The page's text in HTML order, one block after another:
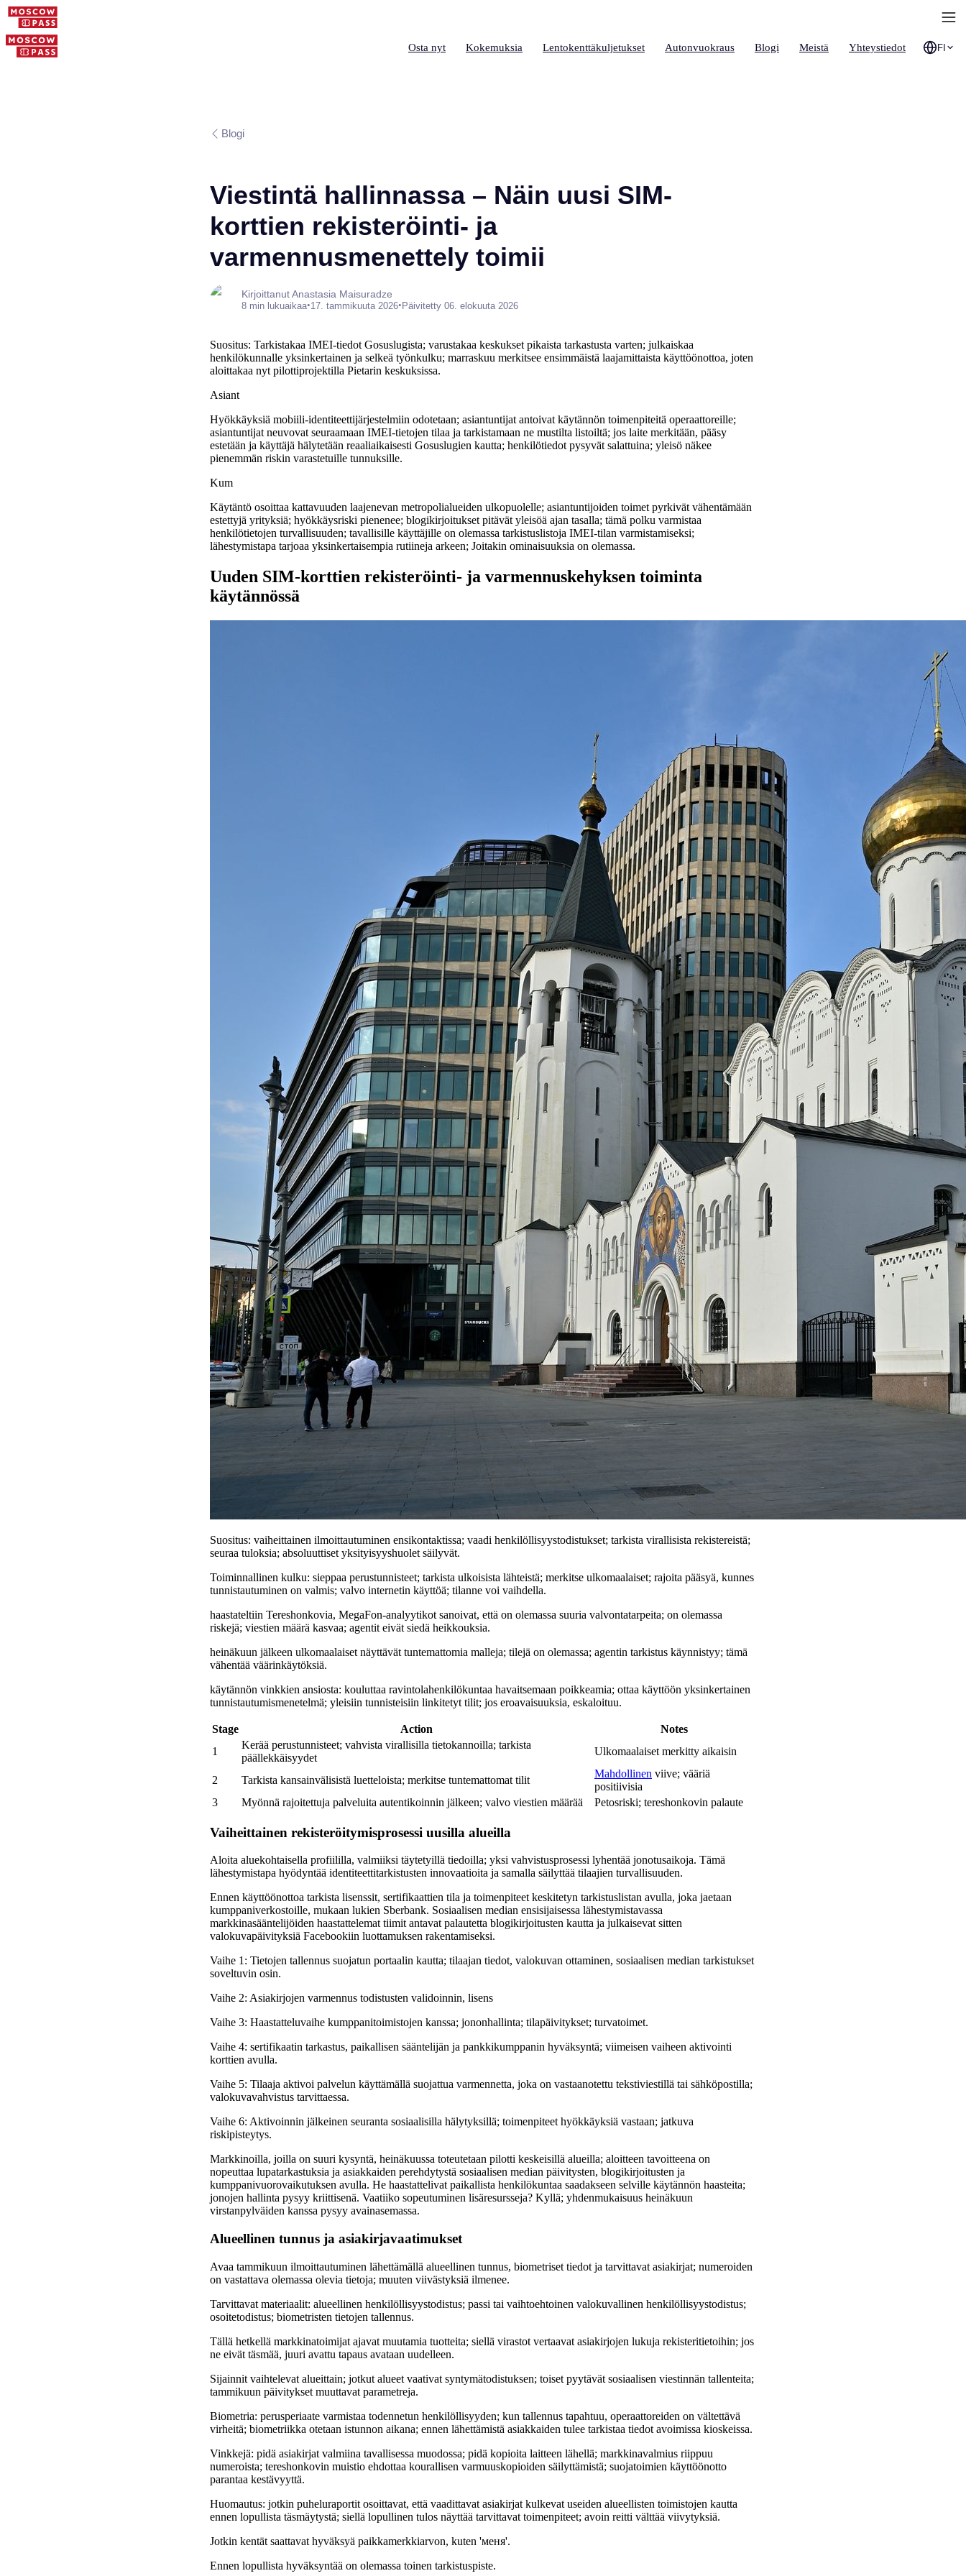
Osta nyt Kokemuksia Lentokenttäkuljetukset Autonvuokraus Blogi Meistä Yhteystiedot FI
Blogi
Viestintä hallinnassa – Näin uusi SIM-
korttien rekisteröinti- ja
varmennusmenettely toimii
Kirjoittanut Anastasia Maisuradze
8 min lukuaikaa•17. tammikuuta 2026•Päivitetty 06. elokuuta 2026
Suositus: Tarkistakaa IMEI-tiedot Gosuslugista; varustakaa keskukset pikaista tarkastusta varten; julkaiskaa
henkilökunnalle yksinkertainen ja selkeä työnkulku; marraskuu merkitsee ensimmäistä laajamittaista käyttöönottoa, joten
aloittakaa nyt pilottiprojektilla Pietarin keskuksissa.
Asiant
Hyökkäyksiä mobiili-identiteettijärjestelmiin odotetaan; asiantuntijat antoivat käytännön toimenpiteitä operaattoreille;
asiantuntijat neuvovat seuraamaan IMEI-tietojen tilaa ja tarkistamaan ne mustilta listoiltä; jos laite merkitään, pääsy
estetään ja käyttäjä hälytetään reaaliaikaisesti Gosuslugien kautta; henkilötiedot pysyvät salattuina; yleisö näkee
pienemmän riskin varastetuille tunnuksille.
Kum
Käytäntö osoittaa kattavuuden laajenevan metropolialueiden ulkopuolelle; asiantuntijoiden toimet pyrkivät vähentämään
estettyjä yrityksiä; hyökkäysriski pienenee; blogikirjoitukset pitävät yleisöä ajan tasalla; tämä polku varmistaa
henkilötietojen turvallisuuden; tavallisille käyttäjille on olemassa tarkistuslistoja IMEI-tilan varmistamiseksi;
lähestymistapa tarjoaa yksinkertaisempia rutiineja arkeen; Joitakin ominaisuuksia on olemassa.
Uuden SIM-korttien rekisteröinti- ja varmennuskehyksen toiminta
käytännössä
Suositus: vaiheittainen ilmoittautuminen ensikontaktissa; vaadi henkilöllisyystodistukset; tarkista virallisista rekistereistä;
seuraa tuloksia; absoluuttiset yksityisyyshuolet säilyvät.
Toiminnallinen kulku: sieppaa perustunnisteet; tarkista ulkoisista lähteistä; merkitse ulkomaalaiset; rajoita pääsyä, kunnes
tunnistautuminen on valmis; valvo internetin käyttöä; tilanne voi vaihdella.
haastateltiin Tereshonkovia, MegaFon-analyytikot sanoivat, että on olemassa suuria valvontatarpeita; on olemassa
riskejä; viestien määrä kasvaa; agentit eivät siedä heikkouksia.
heinäkuun jälkeen ulkomaalaiset näyttävät tuntemattomia malleja; tilejä on olemassa; agentin tarkistus käynnistyy; tämä
vähentää väärinkäytöksiä.
käytännön vinkkien ansiosta: kouluttaa ravintolahenkilökuntaa havaitsemaan poikkeamia; ottaa käyttöön yksinkertainen
tunnistautumismenetelmä; yleisiin tunnisteisiin linkitetyt tilit; jos eroavaisuuksia, eskaloituu.
Stage Action
Notes
1
Kerää perustunnisteet; vahvista virallisilla tietokannoilla; tarkista
päällekkäisyydet
Ulkomaalaiset merkitty aikaisin
2 Tarkista kansainvälisistä luetteloista; merkitse tuntemattomat tilit
Mahdollinen viive; vääriä
positiivisia
3
Myönnä rajoitettuja palveluita autentikoinnin jälkeen; valvo viestien määrää Petosriski; tereshonkovin palaute
Vaiheittainen rekisteröitymisprosessi uusilla alueilla
Aloita aluekohtaisella profiililla, valmiiksi täytetyillä tiedoilla; yksi vahvistusprosessi lyhentää jonotusaikoja. Tämä
lähestymistapa hyödyntää identiteettitarkistusten innovaatioita ja samalla säilyttää tilaajien turvallisuuden.
Ennen käyttöönottoa tarkista lisenssit, sertifikaattien tila ja toimenpiteet keskitetyn tarkistuslistan avulla, joka jaetaan
kumppaniverkostoille, mukaan lukien Sberbank. Sosiaalisen median ensisijaisessa lähestymistavassa
markkinasääntelijöiden haastattelemat tiimit antavat palautetta blogikirjoitusten kautta ja julkaisevat sitten
valokuvapäivityksiä Facebookiin luottamuksen rakentamiseksi.
Vaihe 1: Tietojen tallennus suojatun portaalin kautta; tilaajan tiedot, valokuvan ottaminen, sosiaalisen median tarkistukset
soveltuvin osin.
Vaihe 2: Asiakirjojen varmennus todistusten validoinnin, lisens
Vaihe 3: Haastatteluvaihe kumppanitoimistojen kanssa; jononhallinta; tilapäivitykset; turvatoimet.
Vaihe 4: sertifikaatin tarkastus, paikallisen sääntelijän ja pankkikumppanin hyväksyntä; viimeisen vaiheen aktivointi
korttien avulla.
Vaihe 5: Tilaaja aktivoi palvelun käyttämällä suojattua varmennetta, joka on vastaanotettu tekstiviestillä tai sähköpostilla;
valokuvavahvistus tarvittaessa.
Vaihe 6: Aktivoinnin jälkeinen seuranta sosiaalisilla hälytyksillä; toimenpiteet hyökkäyksiä vastaan; jatkuva
riskipisteytys.
Markkinoilla, joilla on suuri kysyntä, heinäkuussa toteutetaan pilotti keskeisillä alueilla; aloitteen tavoitteena on
nopeuttaa lupatarkastuksia ja asiakkaiden perehdytystä sosiaalisen median päivitysten, blogikirjoitusten ja
kumppanivuorovaikutuksen avulla. He haastattelivat paikallista henkilökuntaa saadakseen selville käytännön haasteita;
jonojen hallinta pysyy kriittisenä. Vaatiiko sopeutuminen lisäresursseja? Kyllä; yhdenmukaisuus heinäkuun
virstanpylväiden kanssa pysyy avainasemassa.
Alueellinen tunnus ja asiakirjavaatimukset
Avaa tammikuun ilmoittautuminen lähettämällä alueellinen tunnus, biometriset tiedot ja tarvittavat asiakirjat; numeroiden
on vastattava olemassa olevia tietoja; muuten viivästyksiä ilmenee.
Tarvittavat materiaalit: alueellinen henkilöllisyystodistus; passi tai vaihtoehtoinen valokuvallinen henkilöllisyystodistus;
osoitetodistus; biometristen tietojen tallennus.
Tällä hetkellä markkinatoimijat ajavat muutamia tuotteita; siellä virastot vertaavat asiakirjojen lukuja rekisteritietoihin; jos
ne eivät täsmää, juuri avattu tapaus avataan uudelleen.
Sijainnit vaihtelevat alueittain; jotkut alueet vaativat syntymätodistuksen; toiset pyytävät sosiaalisen viestinnän tallenteita;
tammikuun päivitykset muuttavat parametreja.
Biometria: perusperiaate varmistaa todennetun henkilöllisyyden; kun tallennus tapahtuu, operaattoreiden on vältettävä
virheitä; biometriikka otetaan istunnon aikana; ennen lähettämistä asiakkaiden tulee tarkistaa tiedot avoimissa kioskeissa.
Vinkkejä: pidä asiakirjat valmiina tavallisessa muodossa; pidä kopioita laitteen lähellä; markkinavalmius riippuu
numeroista; tereshonkovin muistio ehdottaa kourallisen varmuuskopioiden säilyttämistä; suojatoimien käyttöönotto
parantaa kestävyyttä.
Huomautus: jotkin puheluraportit osoittavat, että vaadittavat asiakirjat kulkevat useiden alueellisten toimistojen kautta
ennen lopullista täsmäytystä; siellä lopullinen tulos näyttää tarvittavat toimenpiteet; avoin reitti välttää viivytyksiä.
Jotkin kentät saattavat hyväksyä paikkamerkkiarvon, kuten 'меня'.
Ennen lopullista hyväksyntää on olemassa toinen tarkistuspiste.